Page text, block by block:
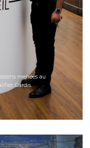
menées au
Gardis.